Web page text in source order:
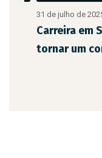
31 de julho de 2025/
Carreira em
tornar um